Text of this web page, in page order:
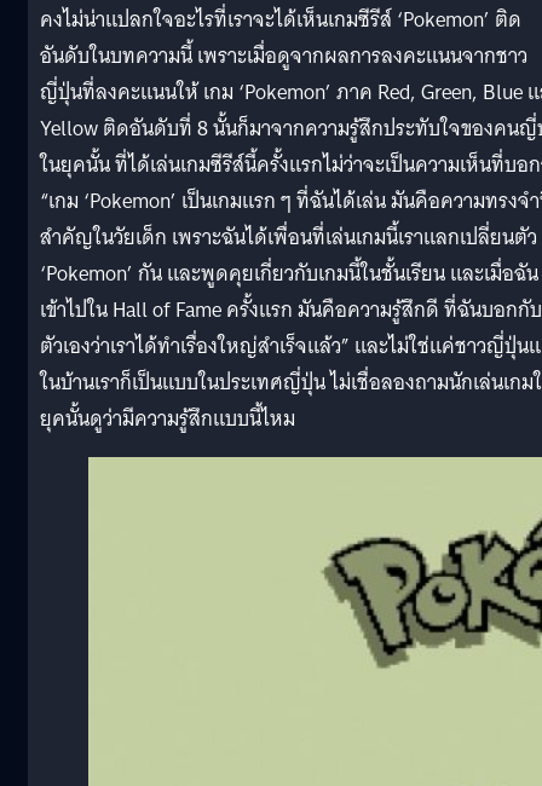
คงไม่น่าแปลกใจอะไรที่เราจะได้เห็นเกมซีรีส์ ‘Pokemon’ ติด
อันดับในบทความนี้ เพราะเมื่อดูจากผลการลงคะแนนจากชาว
ญี่ปุ่นที่ลงคะแนนให้ เกม ‘Pokemon’ ภาค Red, Green, Blue
Yellow ติดอันดับที่ 8 นั้นก็มาจากความรู้สึกประทับใจของคน
ในยุคนั้น ที่ได้เล่นเกมซีรีส์นี้ครั้งแรกไม่ว่าจะเป็นความเห็นที่บอ
“เกม ‘Pokemon’ เป็นเกมแรก ๆ ที่ฉันได้เล่น มันคือความทรงจ
สำคัญในวัยเด็ก เพราะฉันได้เพื่อนที่เล่นเกมนี้เราแลกเปลี่ยนตัว
‘Pokemon’ กัน และพูดคุยเกี่ยวกับเกมนี้ในชั้นเรียน และเมื่อฉัน
เข้าไปใน Hall of Fame ครั้งแรก มันคือความรู้สึกดี ที่ฉันบอกกับ
ตัวเองว่าเราได้ทำเรื่องใหญ่สำเร็จแล้ว” และไม่ใช่แค่ชาวญี่ปุ่น
ในบ้านเราก็เป็นแบบในประเทศญี่ปุ่น ไม่เชื่อลองถามนักเล่นเกม
ยุคนั้นดูว่ามีความรู้สึกแบบนี้ไหม